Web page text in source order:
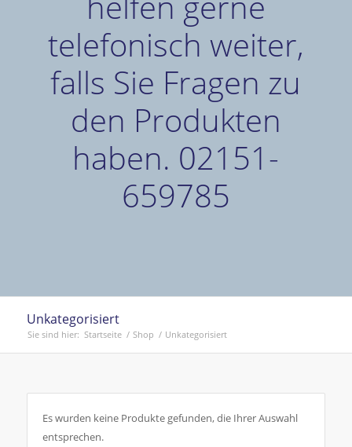
telefonisch weiter,
falls Sie Fragen zu
den Produkten
haben. 02151-
659785
Unkategorisiert
Sie sind hier: Startseite / Shop / Unkategorisiert
Es wurden keine Produkte gefunden, die Ihrer Auswahl
entsprechen.